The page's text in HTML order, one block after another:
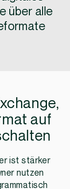
über alle
auf
ist stärker
nutzen